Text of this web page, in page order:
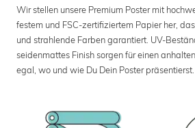
Wir stellen unsere Premium Poster mit
festem und FSC-zertifiziertem Papier her,
und strahlende Farben garantiert. UV-
seidenmattes Finish sorgen für einen
egal, wo und wie Du Dein Poster präsentierst.